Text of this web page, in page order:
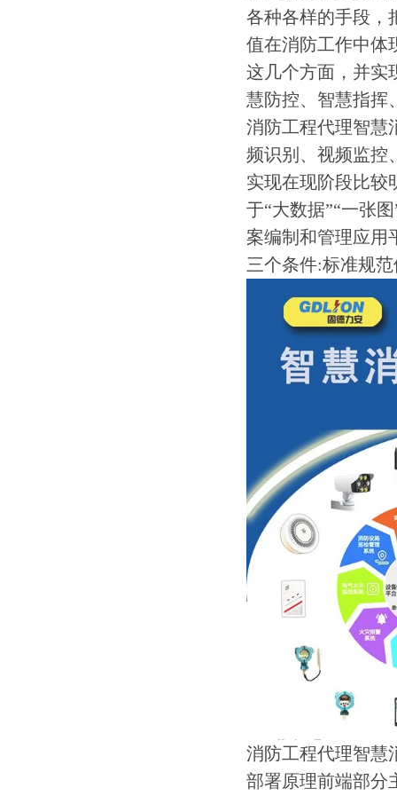
各种各样的手段，
值在消防工作中体
这几个方面，并实
慧防控、智慧指挥
消防工程代理智慧
频识别、视频监控
实现在现阶段比较
于“大数据”“一张
案编制和管理应用
三个条件:标准规
消防工程代理智慧
部署原理前端部分